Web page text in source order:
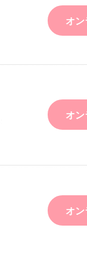
オ
オ
オ